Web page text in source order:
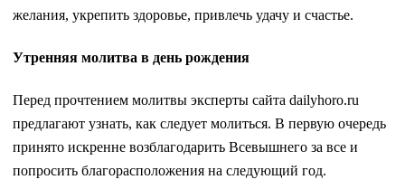
желания, укрепить здоровье, привлечь удачу и счастье.
Утренняя молитва в день рождения
Перед прочтением молитвы эксперты сайта dailyhoro.ru
предлагают узнать, как следует молиться. В первую очередь
принято искренне возблагодарить Всевышнего за все и
попросить благорасположения на следующий год.